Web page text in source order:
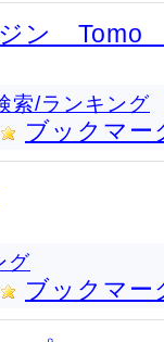
ジン
索/ランキング
ブックマー
グ
ブックマー